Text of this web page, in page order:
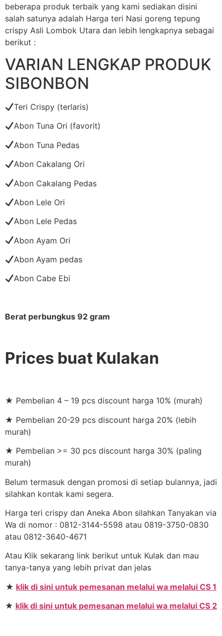
beberapa produk terbaik yang kami sediakan disini
salah satunya adalah Harga teri Nasi goreng tepung
crispy Asli Lombok Utara dan lebih lengkapnya sebagai
berikut :
VARIAN LENGKAP PRODUK
SIBONBON
Teri Crispy (terlaris)
Abon Tuna Ori (favorit)
Abon Tuna Pedas
Abon Cakalang Ori
Abon Cakalang Pedas
Abon Lele Ori
Abon Lele Pedas
Abon Ayam Ori
Abon Ayam pedas
Abon Cabe Ebi
Berat perbungkus 92 gram
Prices buat Kulakan
★ Pembelian 4 – 19 pcs discount harga 10% (murah)
★ Pembelian 20-29 pcs discount harga 20% (lebih
murah)
★ Pembelian >= 30 pcs discount harga 30% (paling
murah)
Belum termasuk dengan promosi di setiap bulannya, jadi
silahkan kontak kami segera.
Harga teri crispy dan Aneka Abon silahkan Tanyakan via
Wa di nomor : 0812-3144-5598 atau 0819-3750-0830
atau 0812-3640-4671
Atau Klik sekarang link berikut untuk Kulak dan mau
tanya-tanya yang lebih privat dan jelas
★ klik di sini untuk pemesanan melalui wa melalui CS 1
★ klik di sini untuk pemesanan melalui wa melalui CS 2